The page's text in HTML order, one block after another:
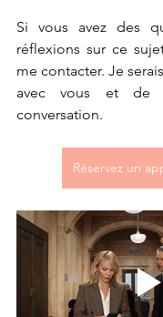
Si vous avez des
réflexions sur ce
me contacter. Je
avec vous et de
conversation.
Réservez un